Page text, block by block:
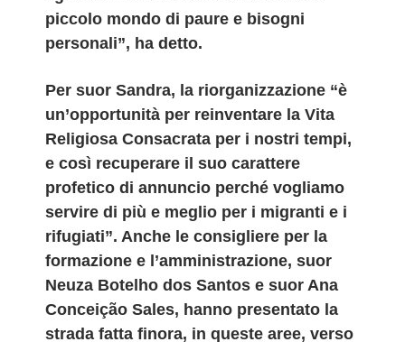
piccolo mondo di paure e bisogni
personali”, ha detto.
Per suor Sandra, la riorganizzazione “è
un’opportunità per reinventare la Vita
Religiosa Consacrata per i nostri tempi,
e così recuperare il suo carattere
profetico di annuncio perché vogliamo
servire di più e meglio per i migranti e​ ​i
rifugiati​”. Anche ​le​ consiglier​e​ per la
formazione e l’amministrazione, suor
Neuza Botelho dos Santos e suor Ana
Conceição Sales, ha​nno​ presentato la
strada fatta finora, in queste aree, verso